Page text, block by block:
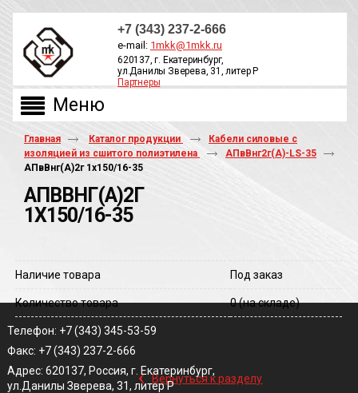
+7 (343) 237-2-666
e-mail: 1mkk@1mkk.ru
620137, г. Екатеринбург,
ул.Данилы Зверева, 31, литер Р
Партнеры
Главная Каталог продукции
Кабели силовые с
изоляцией из сшитого полиэтилена
АПвВнг2г(А)-LS-35
АПвВнг(A)2г 1х150/16-35
АПВВНГ(A)2Г
1Х150/16-35
Наличие товара Под заказ
Количество товара 0(на складе)
‹ Вернуться к разделу
Телефон: +7 (343) 345-53-59
Факс: +7 (343) 237-2-666
Адрес: 620137, Россия, г. Екатеринбург,
ул.Данилы Зверева, 31, литер Р